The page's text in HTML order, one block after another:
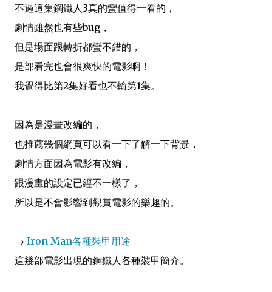
不過這集鋼鐵人3真的蠻值得一看的，
劇情雖然也有些bug，
但是場面跟轉折都蠻不錯的，
是部看完也會很爽快的電影啊！
我覺得比第2集好看也不輸第1集。
因為是漫畫改編的，
也推薦幾個網頁可以看一下了解一下背景，
劇情方面因為電影有改編，
跟漫畫的設定已經不一樣了，
所以是不會影響到觀賞電影的樂趣的。
→ Iron Man各種裝甲用途
這幾部電影出現的鋼鐵人各種裝甲簡介。